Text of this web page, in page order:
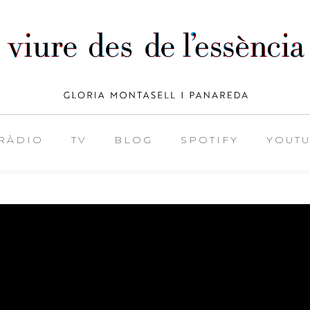
TV BLOG SPOTIFY